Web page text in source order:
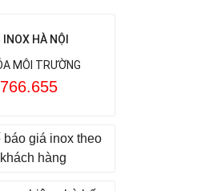
HÀ NỘI
MÔI TRƯỜNG
giá inox theo
hàng